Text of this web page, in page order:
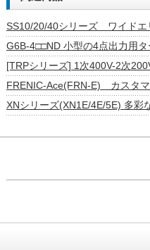
SS10/20/40シリーズ ワイドエ
G6B-4□□ND 小型の4点出力用
[TRPシリーズ] 1次400V-2次
FRENIC-Ace(FRN-E) カスタ
XNシリーズ(XN1E/4E/5E) 多彩